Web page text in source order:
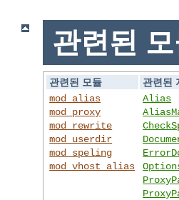
관련된
관련된 모듈
관련된
mod_alias
mod_proxy
mod_rewrite
mod_userdir
mod_speling
mod_vhost_alias
Alias